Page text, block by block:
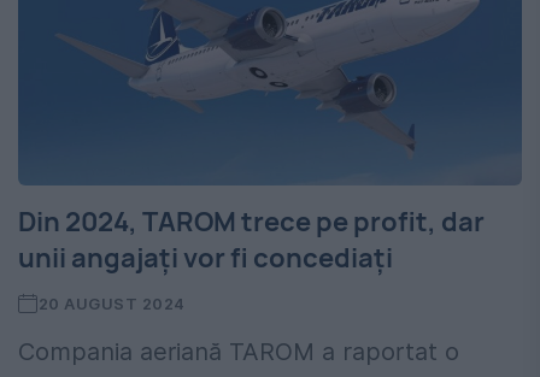
Din 2024, TAROM trece pe profit, dar
unii angajați vor fi concediați
20 AUGUST 2024
Compania aeriană TAROM a raportat o